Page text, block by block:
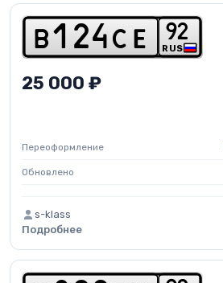
b 1 2 4 c e RUS
92
25 000 ₽
Переоформление
Обновлено
s-klass
Подробнее